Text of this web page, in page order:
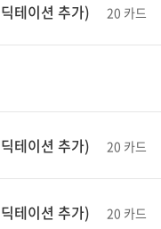
테이션 추가) 20 카드
테이션 추가) 20 카드
테이션 추가) 20 카드